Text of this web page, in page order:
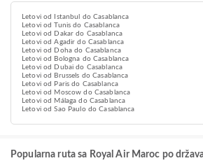
Letovi od Istanbul do Casablanca
Letovi od Tunis do Casablanca
Letovi od Dakar do Casablanca
Letovi od Agadir do Casablanca
Letovi od Doha do Casablanca
Letovi od Bologna do Casablanca
Letovi od Dubai do Casablanca
Letovi od Brussels do Casablanca
Letovi od Paris do Casablanca
Letovi od Moscow do Casablanca
Letovi od Málaga do Casablanca
Letovi od Sao Paulo do Casablanca
Popularna ruta sa Royal Air Maroc po